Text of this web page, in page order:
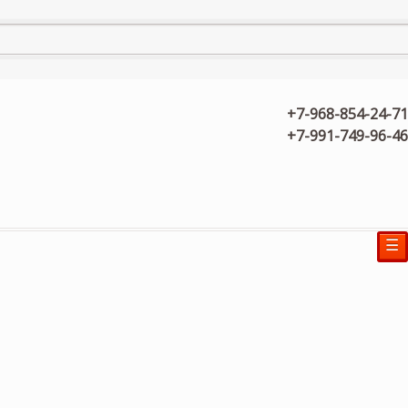
+7-968-854-24-71
+7-991-749-96-46
☰